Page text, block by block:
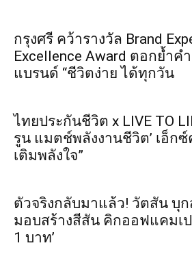
กรุงศรี คว้ารางวัล Brand
Excellence Award ตอกย้ำ
แบรนด์ “ชีวิตง่าย ได้ทุกวัน
ไทยประกันชีวิต x LIVE TO
รูน แมตช์พลังงานชีวิต’ เอ็ก
เติมพลังใจ”
ตัวจริงกลับมาแล้ว! วัตสัน บุ
มอบสร้างสีสัน คิกออฟแคมเ
1 บาท’